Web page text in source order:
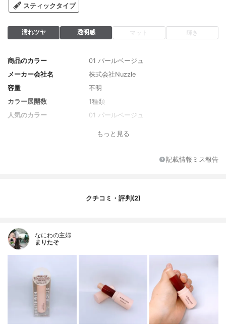
スティックタイプ
濡れツヤ 透明感 マット 輝き
商品のカラー
01 パールベージュ
メーカー会社名
株式会社Nuzzle
容量
不明
カラー展開数
1種類
人気のカラー
01 パールベージュ
もっと見る
記載情報ミス報告
クチコミ・評判(2)
なにわの主婦
まりたそ